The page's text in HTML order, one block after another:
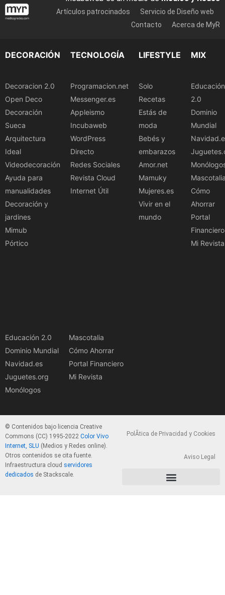
Artículos patrocinados
Servicio de Diseño web
Contacto
Acerca de MyR
DECORACIÓN
Decoracion 2.0
Open Deco
Decoración
Sueca
Arquitectura
Ideal
Videodecoración
Ayuda para
manualidades
Decoración y
jardines
Mimub
Pórtico
TECNOLOGÍA
Programacion.net
Messenger.es
Appleismo
Incubaweb
WordPress
Directo
Redes Sociales
Revista Cloud
Internet Útil
LIFESTYLE
Solo
Recetas
Estás de
moda
Bebés y
embarazos
Amor.net
Mamuky
Mujeres.es
Vivir en el
mundo
MIX
Educación
2.0
Dominio
Mundial
Cómo
Ahorrar
Portal
Financiero
Mi Revista
Educación 2.0
Dominio Mundial
Navidad.es
Juguetes.org
Monólogos
Mascotalia
Cómo Ahorrar
Portal Financiero
Mi Revista
© Contenidos bajo licencia Creative
Commons (CC) 1995-2022 Color Vivo
Internet, SLU (Medios y Redes online).
Otros contenidos se cita fuente.
Infraestructura cloud servidores
dedicados de Stackscale.
PolÃ­tica de Privacidad y Cookies
Aviso Legal